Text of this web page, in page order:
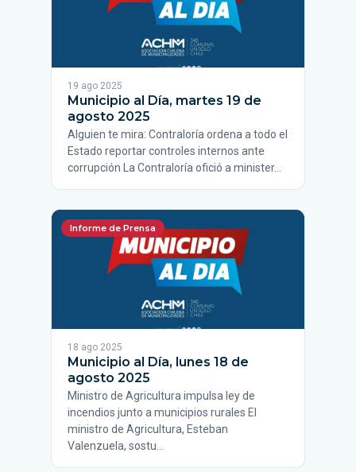
19 ago 2025
Municipio al Día, martes 19 de
agosto 2025
Alguien te mira: Contraloría ordena a todo el
Estado reportar controles internos ante
corrupción La Contraloría ofició a minister…
Informe de Prensa
18 ago 2025
Municipio al Día, lunes 18 de
agosto 2025
Ministro de Agricultura impulsa ley de
incendios junto a municipios rurales El
ministro de Agricultura, Esteban
Valenzuela, sostu…